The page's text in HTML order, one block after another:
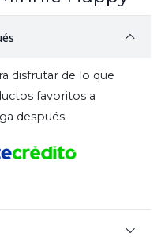
disfrutar de lo que
favoritos a
después